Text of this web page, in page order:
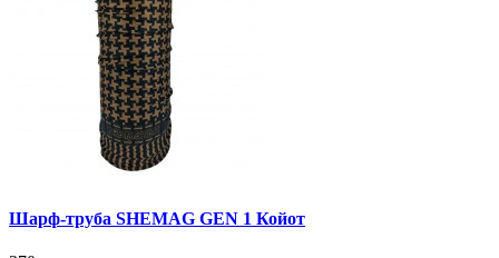
Шарф-труба SHEMAG GEN 1 Койот